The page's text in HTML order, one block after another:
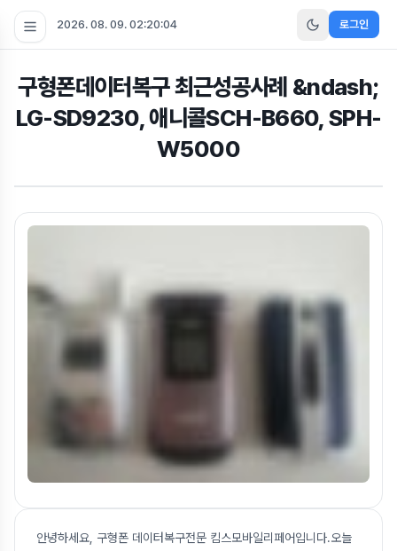
2026. 08. 09. 02:20:05 로그인
구형폰데이터복구 최근성공사례 &ndash;
LG-SD9230, 애니콜SCH-B660, SPH-
W5000
안녕하세요, 구형폰 데이터복구전문 킴스모바일리페어입니다.오늘